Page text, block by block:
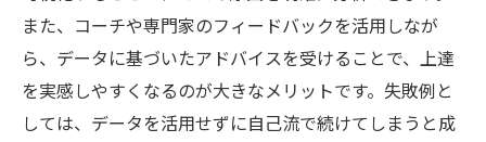
また、コーチや専門家のフィードバックを活用しなが
ら、データに基づいたアドバイスを受けることで、上達
を実感しやすくなるのが大きなメリットです。失敗例と
しては、データを活用せずに自己流で続けてしまうと成